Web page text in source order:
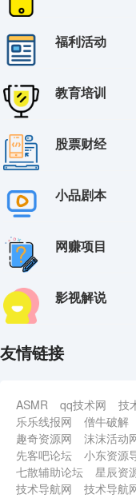
交个朋友·视频号实操运营课，​3招让
美团商家无限撸金不注册不拉
小红书冷门高利润带货项目
B站小说长期项目风口项目操
中视频3.0.冷知识赛道
有道词典前景无限的新图文
视频号引流变现系统，
每天两小时靠卖轻奢潮牌日入
流量卡躺赚项目小白友好开设后台实
福利活动
教育培训
股票财经
小品剧本
网赚项目
影视解说
友情链接
ASMR qq技术网 技
乐乐线报网
僧牛破解
趣奇资源网
沫沫活动
先客吧论坛
小东资源
七散辅助论坛
星辰资
技术导航网
技术导航